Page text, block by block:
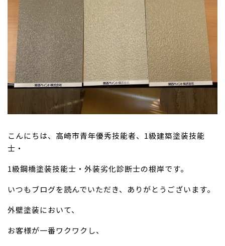
こんにちは、高崎市青年優秀技能者、1級建築塗装技能
士・
1級鋼橋塗装技能士・外装劣化診断士の根岸です。
いつもブログを読んでいただき、ありがとうございます。
外壁塗装において、
お客様が一番ワクワクし、